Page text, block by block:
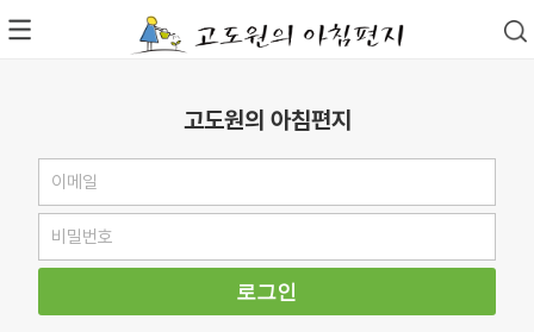
고도원의 아침편지
로그인